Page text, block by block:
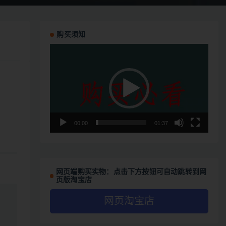
购买须知
00:00 01:37
网页端购买实物：点击下方按钮可自动跳转到网
页版淘宝店
网页淘宝店